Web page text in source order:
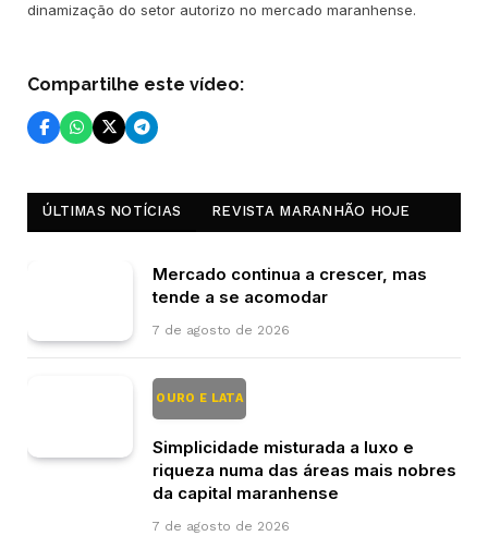
dinamização do setor autorizo no mercado maranhense.
Compartilhe este vídeo:
ÚLTIMAS NOTÍCIAS REVISTA MARANHÃO HOJE
Mercado continua a crescer, mas
tende a se acomodar
7 de agosto de 2026
OURO E LATA
Simplicidade misturada a luxo e
riqueza numa das áreas mais nobres
da capital maranhense
7 de agosto de 2026